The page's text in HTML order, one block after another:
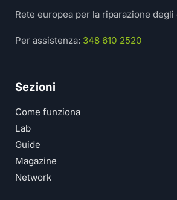
Rete europea per la riparazione
Per assistenza: 348 610 2520
Sezioni
Come funziona
Lab
Guide
Magazine
Network